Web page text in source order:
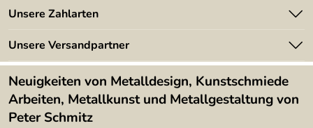
Kundeninformationen
Newsletter
Lieferbedingungen
Angebote
Kundenbewertungen (394)
4,9/5
Unsere Zahlarten
Unsere Versandpartner
Neuigkeiten von Metalldesign, Kunstschmiede
Arbeiten, Metallkunst und Metallgestaltung von
Peter Schmitz